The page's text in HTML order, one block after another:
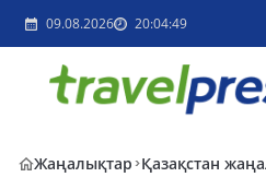
09.08.2026 20:04:49
Жаңалықтар Қазақстан